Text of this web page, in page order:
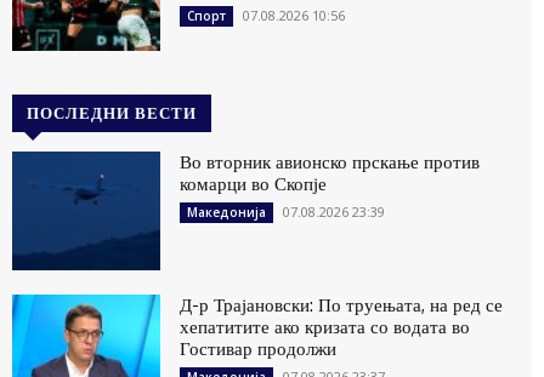
Спорт 07.08.2026 10:56
ПОСЛЕДНИ ВЕСТИ
Во вторник авионско прскање против
комарци во Скопје
Македонија 07.08.2026 23:39
Д-р Трајановски: По труењата, на ред се
хепатитите ако кризата со водата во
Гостивар продолжи